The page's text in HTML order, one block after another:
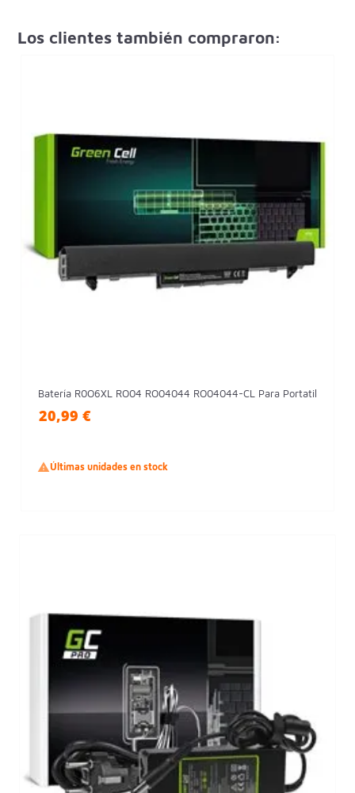
Los clientes también compraron:
Batería R0O6XL RO04 RO04044 RO04044-CL Para Portatil
20,99 €
Últimas unidades en stock